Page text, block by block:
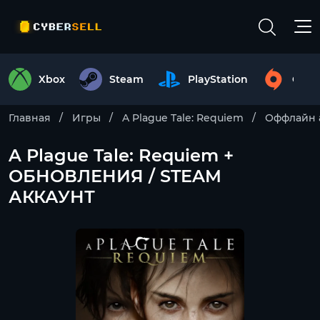
Xbox Steam PlayStation
Главная Игры A Plague Tale: Requiem Оффлайн
A Plague Tale: Requiem +
ОБНОВЛЕНИЯ / STEAM
АККАУНТ